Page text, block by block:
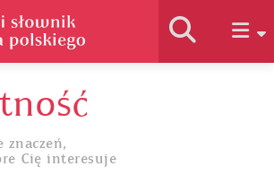
Historia słownika
Jak korzystać
znaczeń,
Cię interesuje